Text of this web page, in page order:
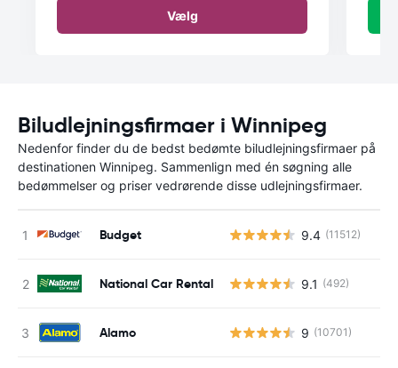
Vælg
Biludlejningsfirmaer i Winnipeg
Nedenfor finder du de bedst bedømte biludlejningsfirmaer på
destinationen Winnipeg. Sammenlign med én søgning alle
bedømmelser og priser vedrørende disse udlejningsfirmaer.
Budget 9.4 (11512)
National Car Rental 9.1 (492)
Alamo 9 (10701)